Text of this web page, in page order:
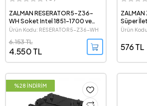
ZALMAN RESERATOR5-Z36-
WH Soket Intel 1851-1700 ve
AMD AM5 destekli, 360mm
Ürün Kodu: RESERATOR5-Z36-WH
4.550 TL
6.153 TL
Süper
Ürün
576 TL
%28 İNDİRİM